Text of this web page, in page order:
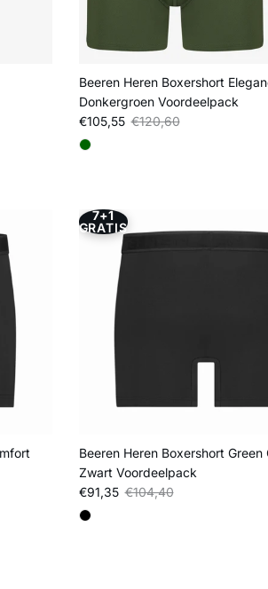
Beeren Heren Boxershort
Donkergroen Voordeelpack
Verkoopprijs
€105,55 Reguliere prijs
€120,60
7+1
GRATIS
Beeren Heren Boxershort Green
Zwart Voordeelpack
Verkoopprijs
€91,35 Reguliere prijs
€104,40